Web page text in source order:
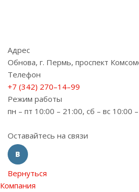
Адрес
Обнова, г. Пермь, проспект
Телефон
+7 (342) 270–14–99
Режим работы
пн – пт 10:00 – 21:00, сб – вс 10:00
Оставайтесь на связи
Вернуться
Компания